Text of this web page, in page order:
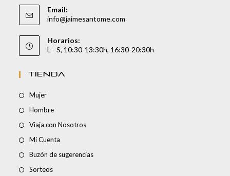
Email:
info@jaimesantome.com
Horarios:
L - S, 10:30-13:30h, 16:30-20:30h
TIENDA
Mujer
Hombre
Viaja con Nosotros
Mi Cuenta
Buzón de sugerencias
Sorteos